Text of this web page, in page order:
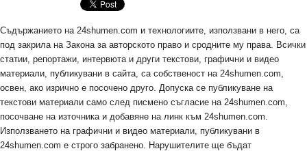
Съдържанието на 24shumen.com и технологиите, използвани в него, са
под закрила на Закона за авторското право и сродните му права. Всички
статии, репортажи, интервюта и други текстови, графични и видео
материали, публикувани в сайта, са собственост на 24shumen.com,
освен, ако изрично е посочено друго. Допуска се публикуване на
текстови материали само след писмено съгласие на 24shumen.com,
посочване на източника и добавяне на линк към 24shumen.com.
Използването на графични и видео материали, публикувани в
24shumen.com е строго забранено. Нарушителите ще бъдат